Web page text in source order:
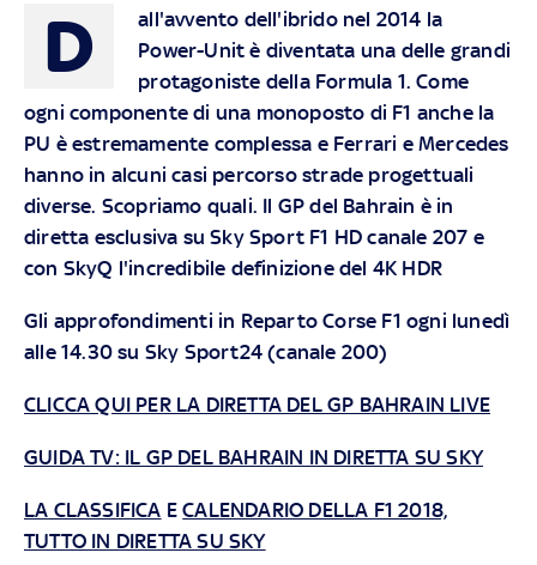
D
all'avvento dell'ibrido nel 2014 la
Power-Unit è diventata una delle grandi
protagoniste della Formula 1. Come
ogni componente di una monoposto di F1 anche la
PU è estremamente complessa e Ferrari e Mercedes
hanno in alcuni casi percorso strade progettuali
diverse. Scopriamo quali. Il GP del Bahrain è in
diretta esclusiva su Sky Sport F1 HD canale 207 e
con SkyQ l'incredibile definizione del 4K HDR
Gli approfondimenti in Reparto Corse F1 ogni lunedì
alle 14.30 su Sky Sport24 (canale 200)
CLICCA QUI PER LA DIRETTA DEL GP BAHRAIN LIVE
GUIDA TV: IL GP DEL BAHRAIN IN DIRETTA SU SKY
LA CLASSIFICA ECALENDARIO DELLA F1 2018,
TUTTO IN DIRETTA SU SKY